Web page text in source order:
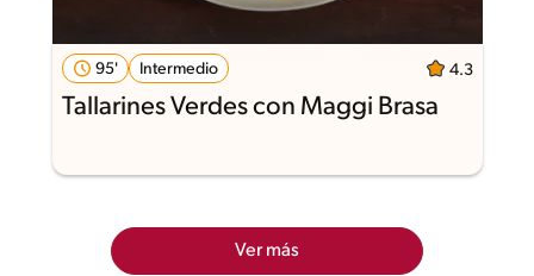
95' Intermedio 4.3
Tallarines Verdes con Maggi Brasa
Ver más